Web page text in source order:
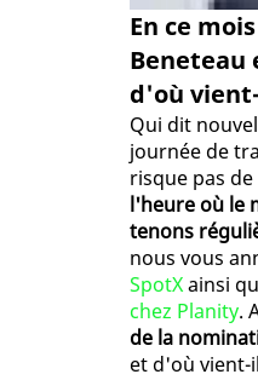
En ce
Beneteau
d'où
Qui dit
journée de
risque pas
l'heure où le
tenons
nous vous
SpotXainsi
chez Planity.
de la
et d'où vient-